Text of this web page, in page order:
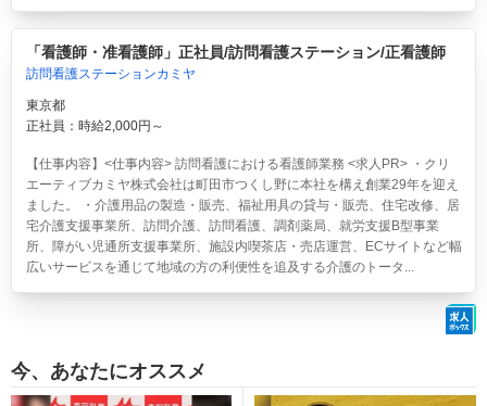
「看護師・准看護師」正社員/訪問看護ステーション/正看護師
訪問看護ステーションカミヤ
東京都
正社員：時給2,000円～
【仕事内容】<仕事内容> 訪問看護における看護師業務 <求人PR> ・クリ
エーティブカミヤ株式会社は町田市つくし野に本社を構え創業29年を迎え
ました。 ・介護用品の製造・販売、福祉用具の貸与・販売、住宅改修、居
宅介護支援事業所、訪問介護、訪問看護、調剤薬局、就労支援B型事業
所、障がい児通所支援事業所、施設内喫茶店・売店運営、ECサイトなど幅
広いサービスを通じて地域の方の利便性を追及する介護のトータ...
今、あなたにオススメ